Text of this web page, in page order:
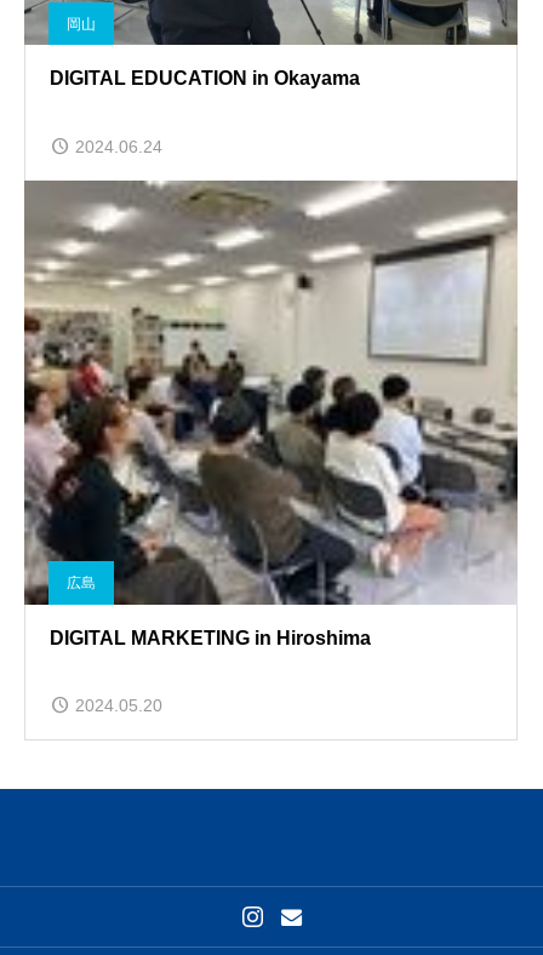
岡山
DIGITAL EDUCATION in Okayama
2024.06.24
広島
DIGITAL MARKETING in Hiroshima
2024.05.20